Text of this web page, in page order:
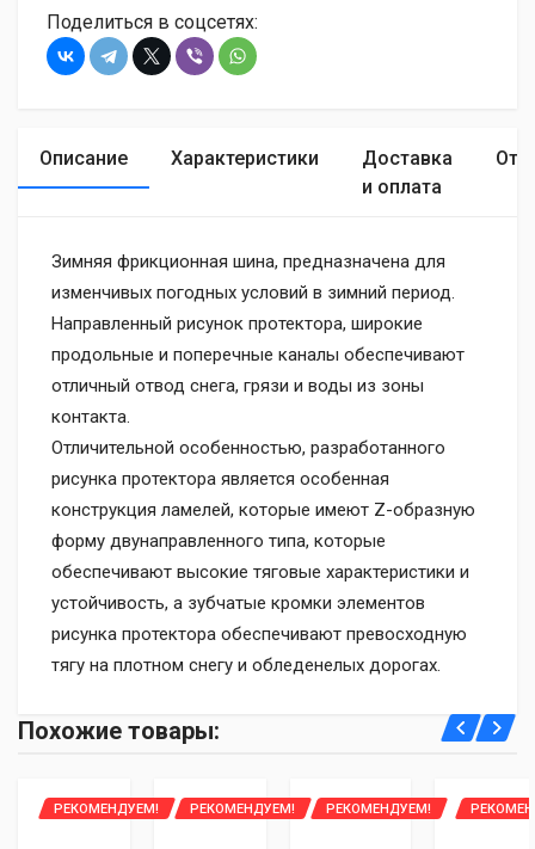
Поделиться в соцсетях:
Описание Характеристики
Доставка
и оплата
Зимняя фрикционная шина, предназначена для
изменчивых погодных условий в зимний период.
Направленный рисунок протектора, широкие
продольные и поперечные каналы обеспечивают
отличный отвод снега, грязи и воды из зоны
контакта.
Отличительной особенностью, разработанного
рисунка протектора является особенная
конструкция ламелей, которые имеют Z-образную
форму двунаправленного типа, которые
обеспечивают высокие тяговые характеристики и
устойчивость, а зубчатые кромки элементов
рисунка протектора обеспечивают превосходную
тягу на плотном снегу и обледенелых дорогах.
Основные:
Легковые шины
Доставка курьером до двери по всей Беларуси:
- Оплата наличными либо банковской картой при
Имя
Уважаемые клиенты, интернет-магазин 2bar.by
Похожие товары:
РЕКОМЕНДУЕМ! РЕКОМЕНДУЕМ! РЕКОМЕНДУЕМ!